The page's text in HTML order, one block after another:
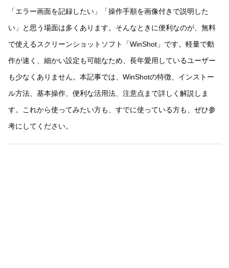
「エラー画面を記録したい」「操作手順を画像付きで説明した
い」と思う場面は多くあります。そんなときに便利なのが、無料
で使えるスクリーンショットソフト「WinShot」です。軽量で動
作が速く、細かい設定も可能なため、長年愛用しているユーザー
も少なくありません。本記事では、WinShotの特徴、インストー
ル方法、基本操作、便利な活用法、注意点まで詳しく解説しま
す。これから使ってみたい方も、すでに使っている方も、ぜひ参
考にしてください。